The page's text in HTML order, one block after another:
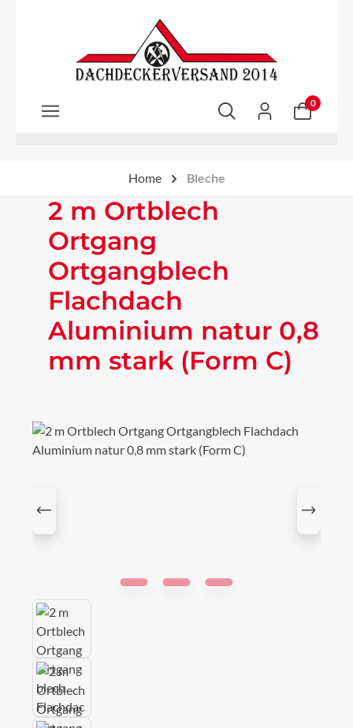
Zum Hauptinhalt springen
0
Home Bleche
2 m Ortblech
Ortgang
Ortgangblech
Flachdach
Aluminium natur 0,8
mm stark (Form C)
Bildergalerie überspringen